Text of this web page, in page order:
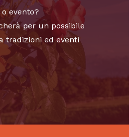
evento?
per un possibile
tradizioni ed eventi